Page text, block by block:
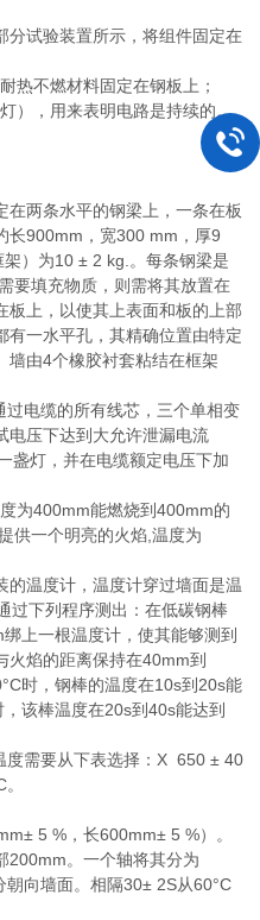
分试验装置所示，将组件固定在
热不燃材料固定在钢板上；
），用来表明电路是持续的。
在两条水平的钢梁上，一条在板
长900mm，宽300 mm，厚9
）为10 ± 2 kg.。每条钢梁是
要填充物质，则需将其放置在
板上，以使其上表面和板的上部
有一水平孔，其精确位置由特定
墙由4个橡胶衬套粘结在框架
20mm。
电缆的所有线芯，三个单相变
电压下达到大允许泄漏电流
盏灯，并在电缆额定电压下加
为400mm能燃烧到400mm的
供一个明亮的火焰,温度为
温度计，温度计穿过墙面是温
过下列程序测出：在低碳钢棒
上一根温度计，使其能够测到
火焰的距离保持在40mm到
时，钢棒的温度在10s到20s能
该棒温度在20s到40s能达到
度需要从下表选择：X 650 ± 40
5 %，长600mm± 5 %）。
200mm。一个轴将其分为
向墙面。相隔30± 2S从60°C